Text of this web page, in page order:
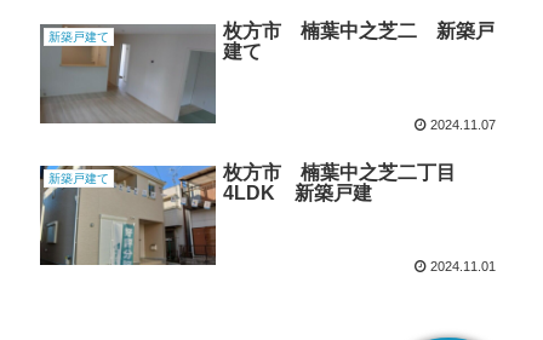
新築戸建て
枚方市 楠葉中之芝二 新築戸
建て
2024.11.07
新築戸建て
枚方市 楠葉中之芝二丁目
4LDK 新築戸建
2024.11.01